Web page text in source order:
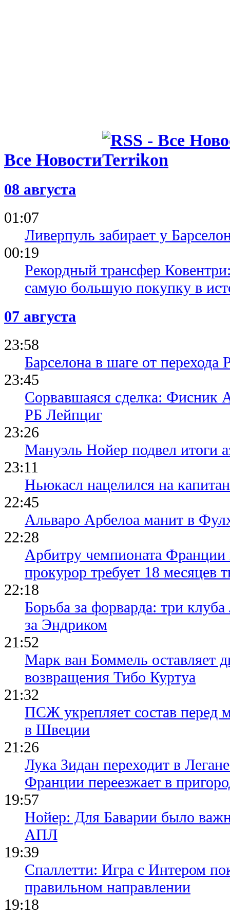
Все Новости
08 августа
01:07
Ливерпуль забирает у
00:19
Рекордный трансфер
самую большую покупку в
07 августа
23:58
Барселона в шаге от перехода
23:45
Сорвавшаяся сделка: Фисник
РБ Лейпциг
23:26
Мануэль Нойер подвел итоги
23:11
Ньюкасл нацелился на
22:45
Альваро Арбелоа манит в
22:28
Арбитру чемпионата Франции
прокурор требует 18 месяцев
22:18
Борьба за форварда: три
за Эндриком
21:52
Марк ван Боммель оставляет
возвращения Тибо Куртуа
21:32
ПСЖ укрепляет состав перед
в Швеции
21:26
Лука Зидан переходит в
Франции переезжает в
19:57
Нойер: Для Баварии было
АПЛ
19:39
Спаллетти: Игра с Интером
правильном направлении
19:18